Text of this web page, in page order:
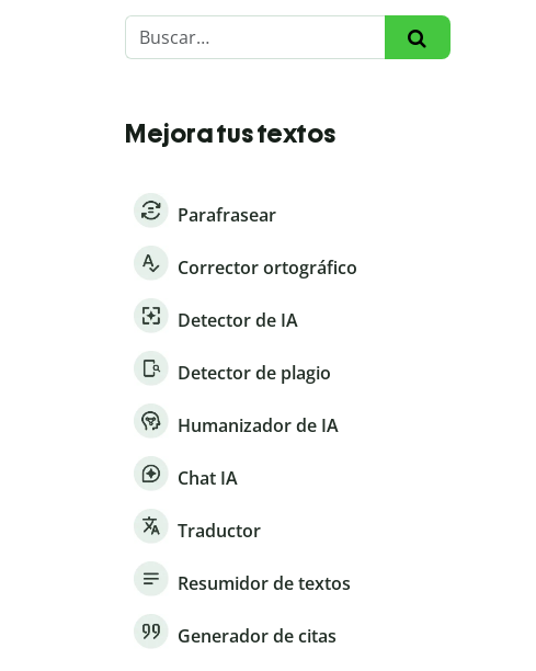
Mejora tus textos
Parafrasear
Corrector ortográfico
Detector de IA
Detector de plagio
Humanizador de IA
Chat IA
Traductor
Resumidor de textos
Generador de citas